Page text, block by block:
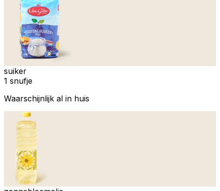
suiker
1 snufje
Waarschijnlijk al in huis